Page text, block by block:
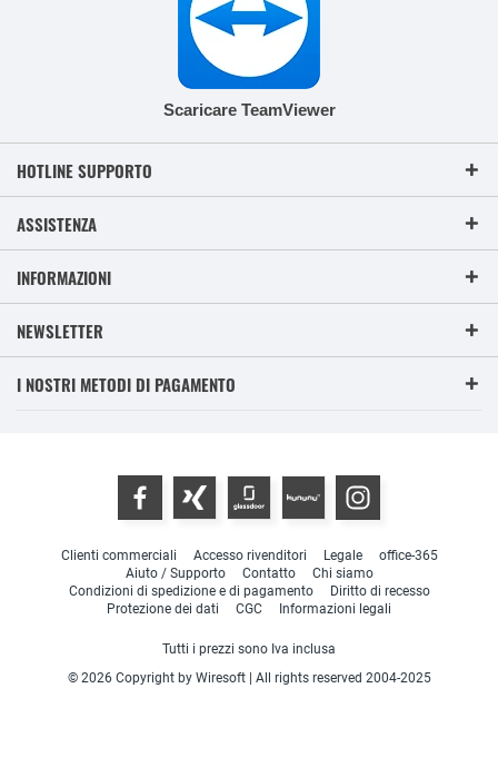
Scaricare TeamViewer
HOTLINE SUPPORTO
ASSISTENZA
INFORMAZIONI
NEWSLETTER
I NOSTRI METODI DI PAGAMENTO
Clienti commerciali Accesso rivenditori Legale
office-365
Aiuto / Supporto
Contatto
Chi siamo
Condizioni di spedizione e di pagamento
Diritto di recesso
Protezione dei dati
CGC Informazioni legali
Tutti i prezzi sono Iva inclusa
© 2026 Copyright by Wiresoft | All rights reserved 2004-2025